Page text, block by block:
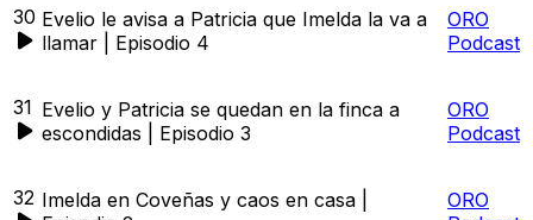
30 Evelio le avisa a Patricia que Imelda la va a
llamar | Episodio 4
ORO
Podcast
31 Evelio y Patricia se quedan en la finca a
escondidas | Episodio 3
ORO
Podcast
32 Imelda en Coveñas y caos en casa |
ORO